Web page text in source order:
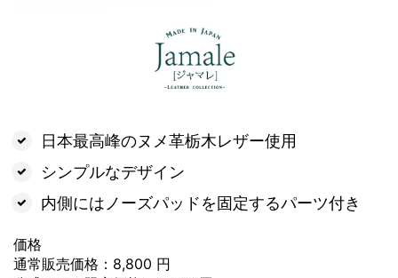
日本最高峰のヌメ革栃木レザー使用
シンプルなデザイン
内側にはノーズパッドを固定するパーツ付き
価格
通常販売価格：8,800 円